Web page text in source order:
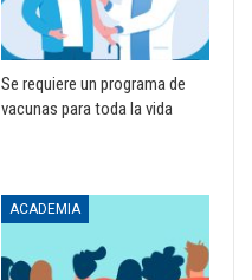
Se requiere un programa de
vacunas para toda la vida
ACADEMIA